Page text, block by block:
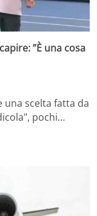
”È una cosa
scelta fatta da
pochi…